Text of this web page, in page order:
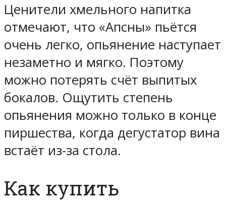
Ценители хмельного напитка
отмечают, что «Апсны» пьётся
очень легко, опьянение наступает
незаметно и мягко. Поэтому
можно потерять счёт выпитых
бокалов. Ощутить степень
опьянения можно только в конце
пиршества, когда дегустатор вина
встаёт из-за стола.
Как купить